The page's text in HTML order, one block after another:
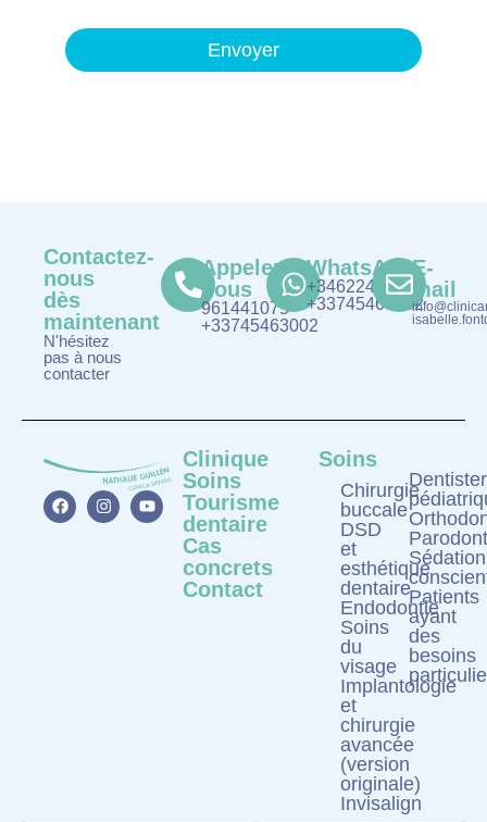
Envoyer
Contactez-
nous
dès
maintenant
N'hésitez
pas à nous
contacter
Appelez-
nous
961441075
+33745463002
WhatsApp
+34622481075
+33745463002
E-
mail
Clinique
Soins
Tourisme
dentaire
Cas
concrets
Contact
Soins
Chirurgie
buccale
DSD
et
esthétique
dentaire
Endodontie
Soins
du
visage
Implantologie
et
chirurgie
avancée
(version
originale)
Invisalign
Sédation
Patients
ayant
des
besoins